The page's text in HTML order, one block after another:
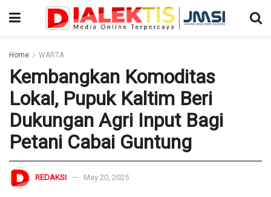
Home WARTA
Kembangkan Komoditas
Lokal, Pupuk Kaltim Beri
Dukungan Agri Input Bagi
Petani Cabai Guntung
REDAKSI May 20, 2025